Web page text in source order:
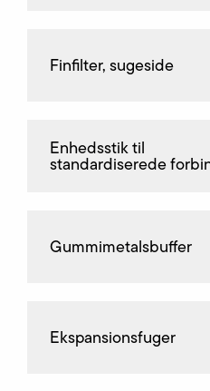
Finfilter, sugeside
Enhedsstik til
standardiserede
Gummimetalsbuffer
Ekspansionsfuger